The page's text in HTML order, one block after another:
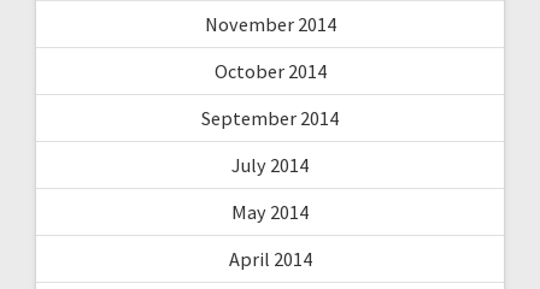
November 2014
October 2014
September 2014
July 2014
May 2014
April 2014